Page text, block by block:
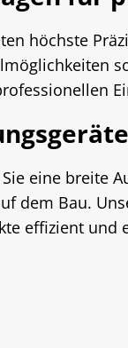
höchste
eine breite
dem Bau.
effizient und